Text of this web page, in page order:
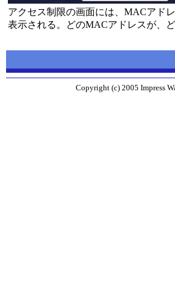
アクセス制限の画面には、MACアド
表示される。どのMACアドレスが、
Copyright (c) 2005 Impress